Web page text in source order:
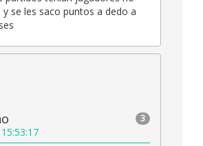
se les saco puntos a dedo a
3